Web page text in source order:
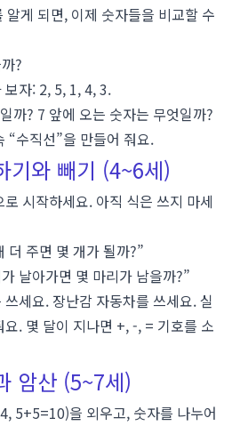
게 되면, 이제 숫자들을 비교할 수
?
보자: 2, 5, 1, 4, 3.
까? 7 앞에 오는 숫자는 무엇일까?
“수직선”을 만들어 줘요.
기와 빼기 (4~6세)
시작하세요. 아직 식은 쓰지 마세
더 주면 몇 개가 될까?”
날아가면 몇 마리가 남을까?”
세요. 장난감 자동차를 쓰세요. 실
. 몇 달이 지나면 +,-, = 기호를 소
암산 (5~7세)
5+5=10)을 외우고, 숫자를 나누어